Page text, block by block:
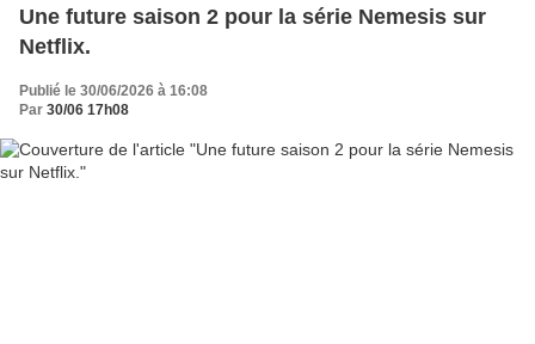
Une future saison 2 pour la série Nemesis sur
Netflix.
Publié le 30/06/2026 à 16:08
Par 30/06 17h08